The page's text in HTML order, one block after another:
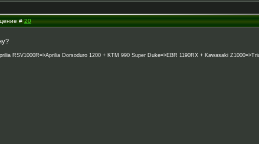
#20
RSV1000R=>Aprilia Dorsoduro 1200 + KTM 990 Super Duke=>EBR 1190RX + Kawasaki